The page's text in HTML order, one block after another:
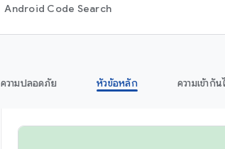
Android Code Search
ความปลอดภัย หัวข้อหลัก ความเข้ากัน